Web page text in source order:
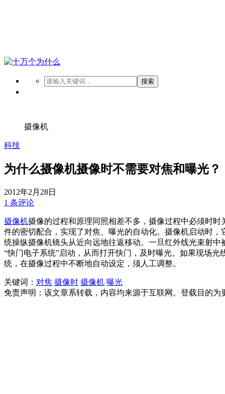
搜索
摄像机
科技
为什么摄像机摄像时不需要对焦和曝光？
2012年2月28日
1 条评论
摄像机摄像的过程和原理同照相差不多，摄像过程中必须时时
件的密切配合，实现了对焦、曝光的自动化。摄像机启动时
统操纵摄像机镜头从近向远地往返移动。一旦红外线光束射
“快门电子系统”启动，从而打开快门，及时曝光。如果现场
统，在摄像过程中不断地自动设定，须人工调整。
关键词： 对焦 摄像时 摄像机 曝光
免责声明：该文章系转载，内容均来源于互联网。登载目的